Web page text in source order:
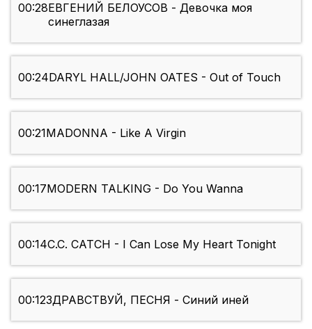
00:28ЕВГЕНИЙ БЕЛОУСОВ - Девочка моя
синеглазая
00:24DARYL HALL/JOHN OATES - Out of Touch
00:21MADONNA - Like A Virgin
00:17MODERN TALKING - Do You Wanna
00:14C.C. CATCH - I Can Lose My Heart Tonight
00:12ЗДРАВСТВУЙ, ПЕСНЯ - Синий иней